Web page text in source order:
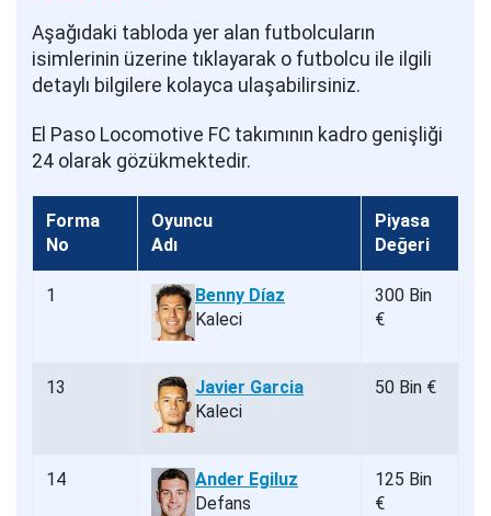
Aşağıdaki tabloda yer alan futbolcuların
isimlerinin üzerine tıklayarak o futbolcu ile ilgili
detaylı bilgilere kolayca ulaşabilirsiniz.
El Paso Locomotive FC takımının kadro genişliği
24 olarak gözükmektedir.
Forma
No
Oyuncu
Adı
Piyasa
Değeri
1
Benny Díaz
Kaleci
300 Bin
€
13
Javier Garcia
Kaleci
50 Bin €
14
Ander Egiluz
Defans
125 Bin
€